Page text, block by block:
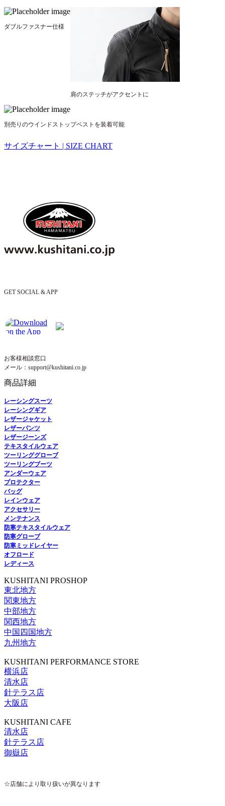
ダブルファスナー仕様
肩のステッチがアクセントに
別売りのウインドストップベストを装着可能
サイズチャート | SIZE CHART
GET SOCIAL & APP
お客様相談窓口
メール：support@kushitani.co.jp
商品詳細
レーシングスーツ
レーシングギア
レザージャケット
レザーパンツ
レザージーンズ
テキスタイルウェア
ツーリンググローブ
ツーリングブーツ
アンダーウェア
プロテクター
バッグ
レインウェア
アクセサリー
メンテナンス
防寒テキスタイルウェア
防寒グローブ
防寒ミッドレイヤー
オフロード
レディース
KUSHITANI PROSHOP
東北地方
関東地方
中部地方
関西地方
中国四国地方
九州地方
KUSHITANI PERFORMANCE STORE
横浜店
清水店
針テラス店
大阪店
KUSHITANI CAFE
清水店
針テラス店
御嶽店
☆店舗により取り扱いが異なります